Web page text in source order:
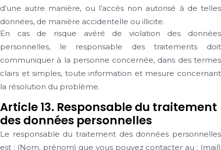
d’une autre manière, ou l’accès non autorisé à de telles
données, de manière accidentelle ou illicite.
En cas de risque avéré de violation des données
personnelles, le responsable des traitements doit
communiquer à la personne concernée, dans des termes
clairs et simples, toute information et mesure concernant
la résolution du problème.
Article 13. Responsable du traitement
des données personnelles
Le responsable du traitement des données personnelles
est : (Nom, prénom) que vous pouvez contacter au : (mail)